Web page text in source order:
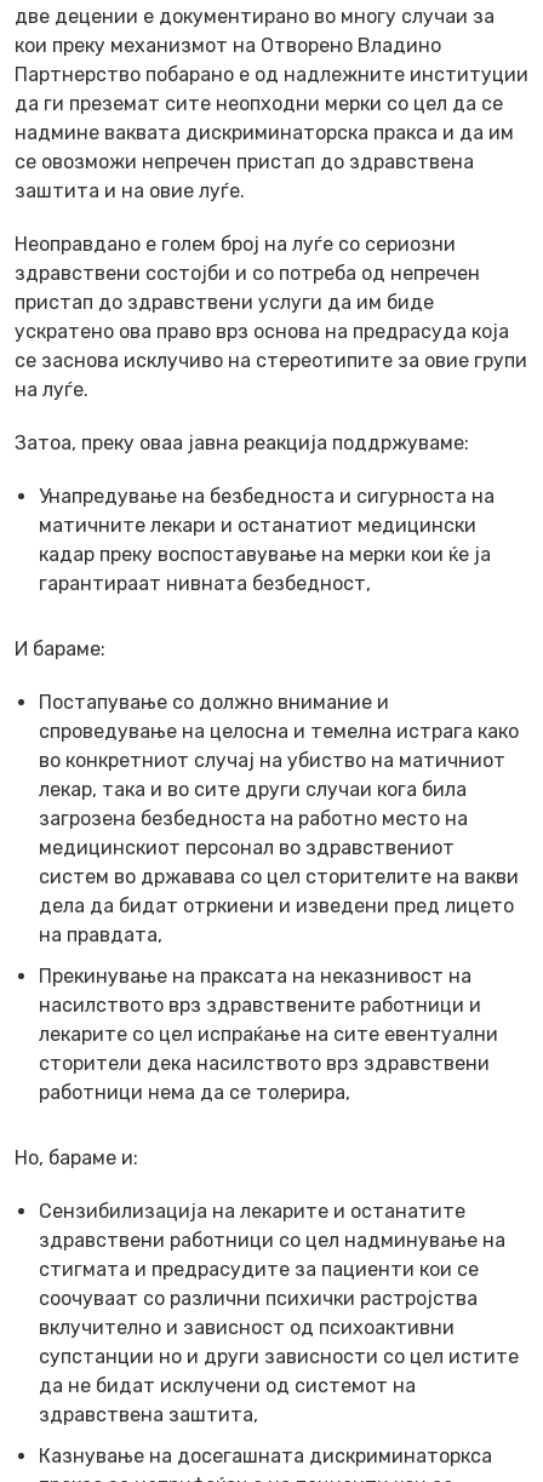
две децении е документирано во многу случаи за
кои преку механизмот на Отворено Владино
Партнерство побарано е од надлежните институции
да ги преземат сите неопходни мерки со цел да се
надмине ваквата дискриминаторска пракса и да им
се овозможи непречен пристап до здравствена
заштита и на овие луѓе.
Неоправдано е голем број на луѓе со сериозни
здравствени состојби и со потреба од непречен
пристап до здравствени услуги да им биде
ускратено ова право врз основа на предрасуда која
се заснова исклучиво на стереотипите за овие групи
на луѓе.
Затоа, преку оваа јавна реакција поддржуваме:
Унапредување на безбедноста и сигурноста на
матичните лекари и останатиот медицински
кадар преку воспоставување на мерки кои ќе ја
гарантираат нивната безбедност,
И бараме:
Постапување со должно внимание и
спроведување на целосна и темелна истрага како
во конкретниот случај на убиство на матичниот
лекар, така и во сите други случаи кога била
загрозена безбедноста на работно место на
медицинскиот персонал во здравствениот
систем во државава со цел сторителите на вакви
дела да бидат отркиени и изведени пред лицето
на правдата,
Прекинување на праксата на неказнивост на
насилството врз здравствените работници и
лекарите со цел испраќање на сите евентуални
сторители дека насилството врз здравствени
работници нема да се толерира,
Но, бараме и:
Сензибилизација на лекарите и останатите
здравствени работници со цел надминување на
стигмата и предрасудите за пациенти кои се
соочуваат со различни психички растројства
вклучително и зависност од психоактивни
супстанции но и други зависности со цел истите
да не бидат исклучени од системот на
здравствена заштита,
Казнување на досегашната дискриминаторкса